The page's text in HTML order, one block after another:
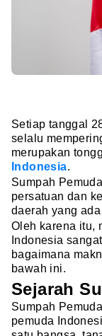
Setiap tanggal
selalu
merupakan
Indonesia.
Sumpah
persatuan dan
daerah yang
Oleh karena itu,
Indonesia
bagaimana
bawah ini.
Sejarah
Sumpah
pemuda